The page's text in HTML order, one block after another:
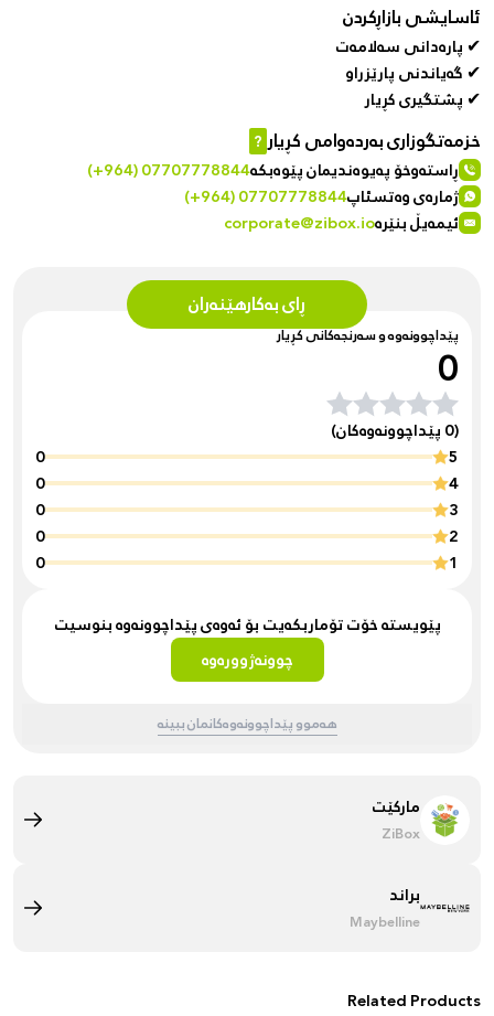
ڕای بەکارهێنەران
پێداچوونەوە و سەرنجەکانی کڕیار
0
(0 پێداچوونەوەکان)
5
0
4
0
3
0
2
0
1
0
پێویستە خۆت تۆماربکەیت بۆ ئەوەی پێداچوونەوە بنوسیت
چوونەژوورەوە
هەموو پێداچوونەوەکانمان ببینە
ئاسایشی بازاڕکردن
✔ پارەدانی سەلامەت
✔ گەیاندنی پارێزراو
✔ پشتگیری کڕیار
خزمەتگوزاری بەردەوامی کڕیار?
ڕاستەوخۆ پەیوەندیمان پێوەبکە(+964) 07707778844
ژمارەی وەتسئاپ(+964) 07707778844
ئیمەیڵ بنێرەcorporate@zibox.io
مارکێت
ZiBox
براند
Maybelline
Related Products